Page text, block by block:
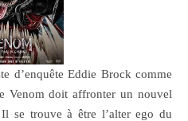
d’enquête Eddie Brock comme
Venom doit affronter un nouvel
se trouve à être l’alter ego du